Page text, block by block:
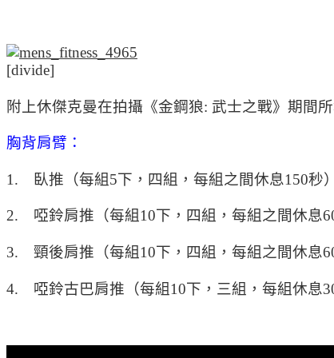
[divide]
附上休傑克曼在拍攝《金鋼狼: 武士之戰》期間
胸背肩臂：
1. 臥推（每組5下，四組，每組之間休息150秒）
2. 啞鈴肩推（每組10下，四組，每組之間休息60
3. 頸後肩推（每組10下，四組，每組之間休息60
4. 啞鈴古巴肩推（每組10下，三組，每組休息30